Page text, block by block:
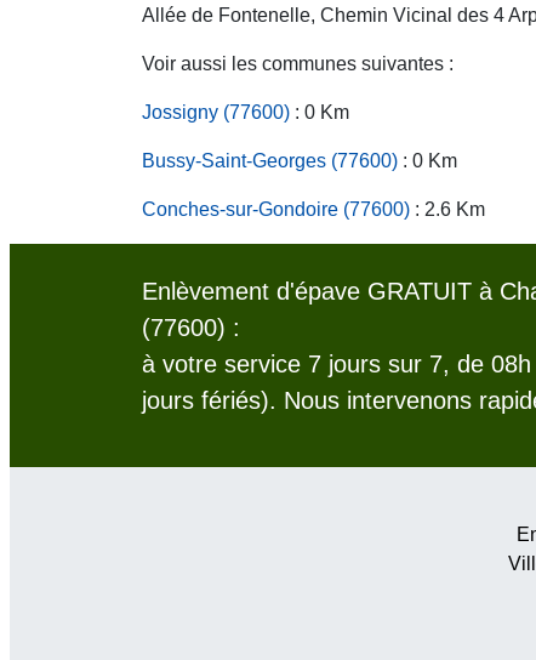
Allée de Fontenelle, Chemin Vicinal des 4
Voir aussi les communes suivantes :
Jossigny (77600) : 0 Km
Bussy-Saint-Georges (77600) : 0 Km
Conches-sur-Gondoire (77600) : 2.6 Km
Enlèvement d'épave GRATUIT à
(77600) :
à votre service 7 jours sur 7, de
jours fériés). Nous intervenons